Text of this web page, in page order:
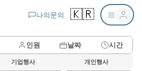
나의문의 🇰🇷
인원 날짜 시간
기업행사 개인행사